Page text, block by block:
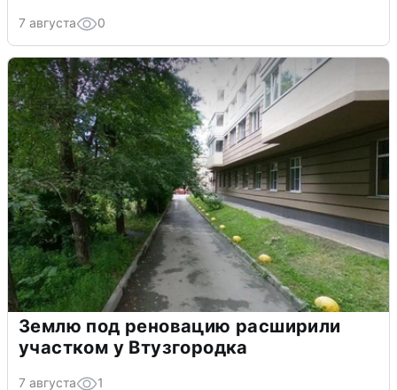
7 августа 0
Землю под реновацию расширили
участком у Втузгородка
7 августа 1